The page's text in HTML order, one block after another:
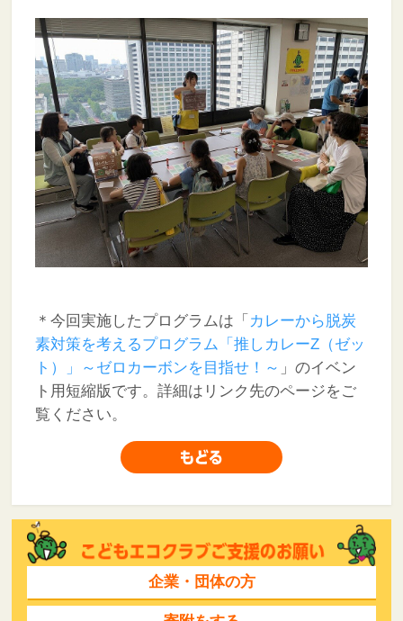
＊今回実施したプログラムは「 カレーから脱炭
素対策を考えるプログラム「推しカレーZ（ゼッ
ト）」～ゼロカーボンを目指せ！～ 」のイベン
ト用短縮版です。詳細はリンク先のページをご
覧ください。
企業・団体の方